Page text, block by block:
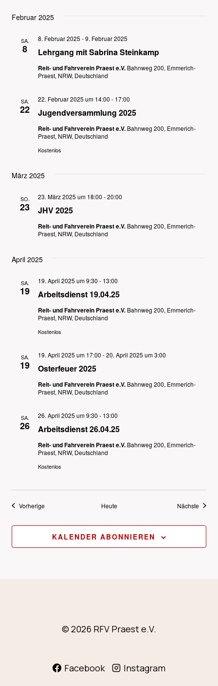
Februar 2025
SA.
8 Lehrgang mit Sabrina Steinkamp
8. Februar 2025 -9. Februar 2025
Reit- und Fahrverein Praest e.V. Bahnweg 200, Emmerich-
Praest, NRW, Deutschland
SA.
22 Jugendversammlung 2025
22. Februar 2025 um 14:00 - 17:00
Reit- und Fahrverein Praest e.V. Bahnweg 200, Emmerich-
Praest, NRW, Deutschland
Kostenlos
März 2025
SO.
23 JHV 2025
23. März 2025 um 18:00 -20:00
Reit- und Fahrverein Praest e.V. Bahnweg 200, Emmerich-
Praest, NRW, Deutschland
April 2025
SA.
19 Arbeitsdienst 19.04.25
19. April 2025 um 9:30 - 13:00
Reit- und Fahrverein Praest e.V. Bahnweg 200, Emmerich-
Praest, NRW, Deutschland
Kostenlos
SA.
19 Osterfeuer 2025
19. April 2025 um 17:00 -20. April 2025 um 3:00
Reit- und Fahrverein Praest e.V. Bahnweg 200, Emmerich-
Praest, NRW, Deutschland
SA.
26 Arbeitsdienst 26.04.25
26. April 2025 um 9:30 - 13:00
Reit- und Fahrverein Praest e.V. Bahnweg 200, Emmerich-
Praest, NRW, Deutschland
Kostenlos
VorherigeVeranstaltungen Heute Nächste
KALENDER ABONNIEREN
© 2026 RFV Praest e.V.
Facebook Instagram